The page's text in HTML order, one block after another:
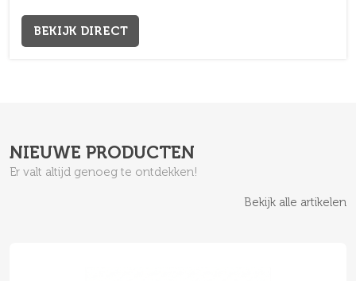
BEKIJK DIRECT
NIEUWE PRODUCTEN
Er valt altijd genoeg te ontdekken!
Bekijk alle artikelen